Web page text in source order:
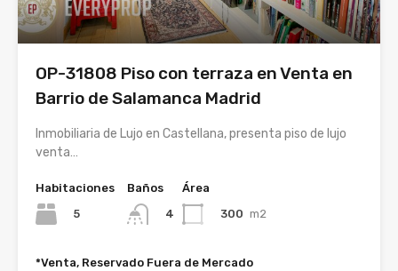
OP-31808 Piso con terraza en Venta en
Barrio de Salamanca Madrid
Inmobiliaria de Lujo en Castellana, presenta piso de lujo
venta…
Habitaciones
5
Baños
4
Área
300 m2
*Venta, Reservado Fuera de Mercado